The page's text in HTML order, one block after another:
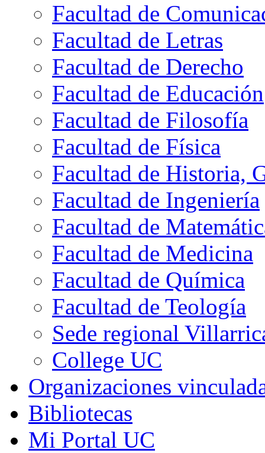
Facultad de
Facultad de Letras
Facultad de Derecho
Facultad de Educación
Facultad de Filosofía
Facultad de Física
Facultad de Historia,
Facultad de Ingeniería
Facultad de
Facultad de Medicina
Facultad de Química
Facultad de Teología
Sede regional
College UC
Organizaciones
Bibliotecas
Mi Portal UC